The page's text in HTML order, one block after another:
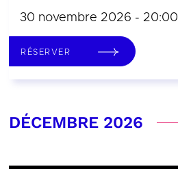
30 novembre 2026 - 20:00
RÉSERVER
DÉCEMBRE 2026